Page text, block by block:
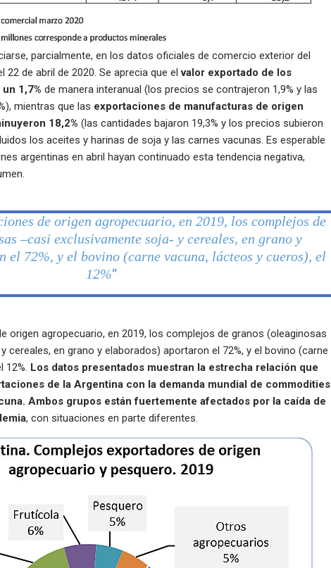
parcialmente, en los datos oficiales de comercio exterior del
22 de abril de 2020. Se aprecia que elvalor exportado de los
1,7% de manera interanual (los precios se contrajeron 1,9% y las
mientras que las exportaciones de manufacturas de origen
18,2% (las cantidades bajaron 19,3% y los precios subieron
los aceites y harinas de soja y las carnes vacunas. Es esperable
argentinas en abril hayan continuado esta tendencia negativa,
de origen agropecuario, en 2019, los complejos de
–casi exclusivamente soja- y cereales, en grano y
el 72%, y el bovino (carne vacuna, lácteos y cueros), el
12%”
origen agropecuario, en 2019, los complejos de granos (oleaginosas
cereales, en grano y elaborados) aportaron el 72%, y el bovino (carne
12%. Los datos presentados muestran la estrecha relación que
de la Argentina con la demanda mundial de commodities
Ambos grupos están fuertemente afectados por la caída de
, con situaciones en parte diferentes.